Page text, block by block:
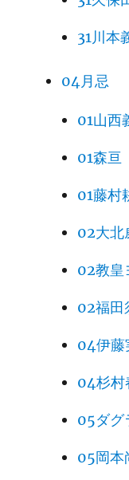
31川本
04月忌
01山西
01森亘
01藤村
02大北
02教皇
02福田
04伊藤
04杉村
05ダグ
05岡本